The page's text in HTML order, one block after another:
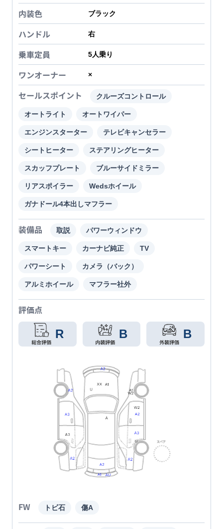
内装色 ブラック
ハンドル 右
乗車定員 5人乗り
ワンオーナー ×
セールスポイント クルーズコントロール
オートライト オートワイパー
エンジンスターター テレビキャンセラー
シートヒーター ステアリングヒーター
スカッフプレート ブルーサイドミラー
リアスポイラー Wedsホイール
ガナドール4本出しマフラー
装備品 取説 パワーウィンドウ
スマートキー カーナビ純正 TV
パワーシート カメラ（バック）
アルミホイール マフラー社外
評価点
R B B
FW トビ石 傷A